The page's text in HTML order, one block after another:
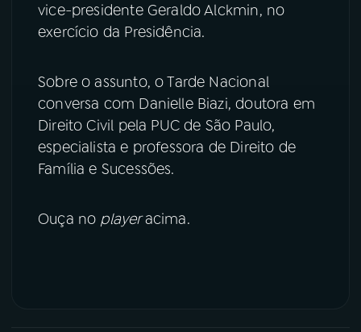
vice-presidente Geraldo Alckmin, no
exercício da Presidência.
Sobre o assunto, o Tarde Nacional
conversa com Danielle Biazi, doutora em
Direito Civil pela PUC de São Paulo,
especialista e professora de Direito de
Família e Sucessões.
Ouça no playeracima.